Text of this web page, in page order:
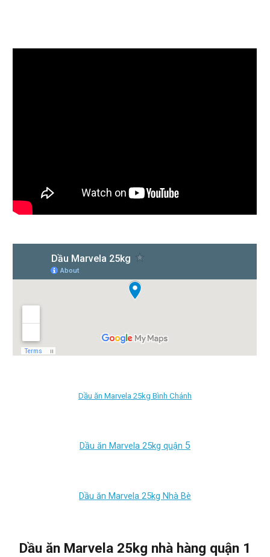
Dầu ăn Marvela 25kg Bình Chánh
Dầu ăn Marvela 25kg quận 5
Dầu ăn Marvela 25kg Nhà Bè
Dầu ăn Marvela 25kg nhà hàng quận 1